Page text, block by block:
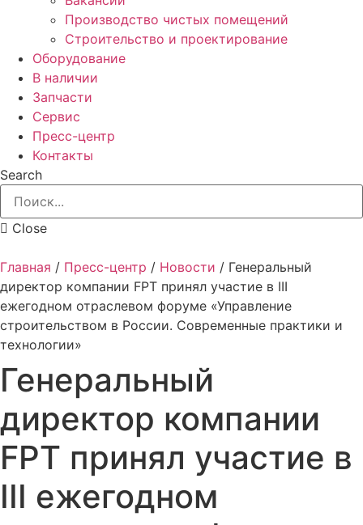
Производство чистых помещений
Строительство и проектирование
Оборудование
В наличии
Запчасти
Сервис
Пресс-центр
Контакты
Search
Close
Главная / Пресс-центр / Новости / Генеральный
директор компании FPT принял участие в III
ежегодном отраслевом форуме «Управление
строительством в России. Современные практики и
технологии»
Генеральный
директор компании
FPT принял участие в
III ежегодном